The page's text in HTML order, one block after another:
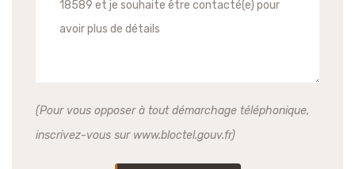
(Pour vous opposer à tout démarchage téléphonique,
inscrivez-vous sur www.bloctel.gouv.fr)